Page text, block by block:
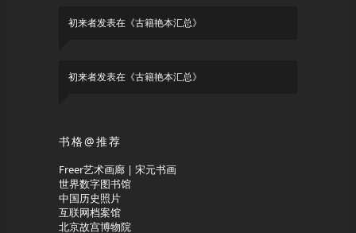
初来者发表在《古籍艳本汇总》
初来者发表在《古籍艳本汇总》
书格@推荐
Freer艺术画廊 | 宋元书画
世界数字图书馆
中国历史照片
互联网档案馆
北京故宫博物院